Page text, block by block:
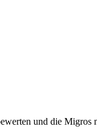
und die Migros